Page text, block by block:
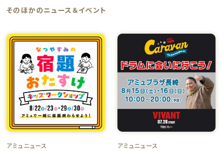
そのほかのニュース＆イベント
アミュニュース アミュニュース